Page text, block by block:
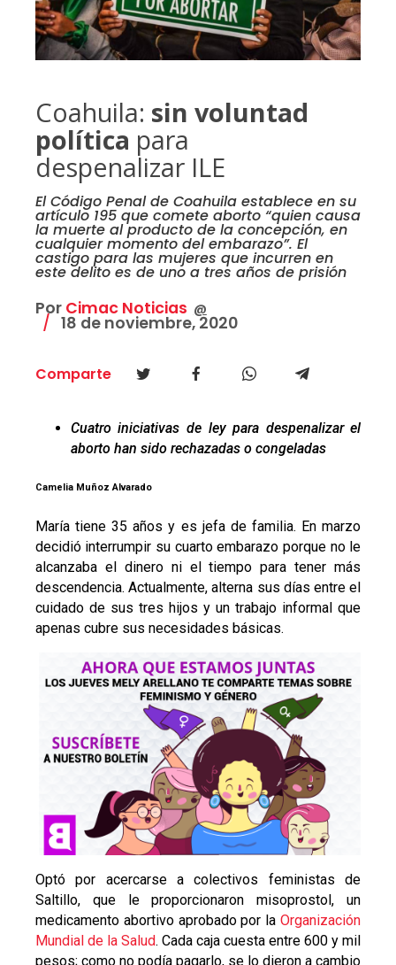
Coahuila: sin voluntad
política para
despenalizar ILE
El Código Penal de Coahuila establece en su
artículo 195 que comete aborto “quien causa
la muerte al producto de la concepción, en
cualquier momento del embarazo”. El
castigo para las mujeres que incurren en
este delito es de uno a tres años de prisión
Por Cimac Noticias @
18 de noviembre, 2020
Comparte
Cuatro iniciativas de ley para despenalizar el
aborto han sido rechazadas o congeladas
Camelia Muñoz Alvarado
María tiene 35 años y es jefa de familia. En marzo
decidió interrumpir su cuarto embarazo porque no le
alcanzaba el dinero ni el tiempo para tener más
descendencia. Actualmente, alterna sus días entre el
cuidado de sus tres hijos y un trabajo informal que
apenas cubre sus necesidades básicas.
Optó por acercarse a colectivos feministas de
Saltillo, que le proporcionaron misoprostol, un
medicamento abortivo aprobado por laOrganización
Mundial de la Salud. Cada caja cuesta entre 600 y mil
pesos; como no podía pagarlo, se lo dieron a cambio